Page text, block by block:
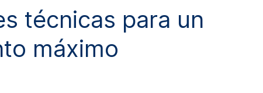
técnicas para un
máximo